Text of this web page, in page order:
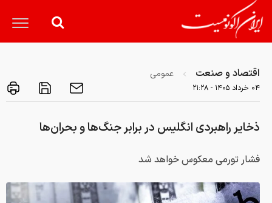
اقتصاد و صنعت عمومی
۰۴ خرداد ۱۴۰۵ - ۲۱:۲۸
ذخایر راهبردی انگلیس در برابر جنگ‌ها و بحران‌ها
فشار تورمی معکوس خواهد شد